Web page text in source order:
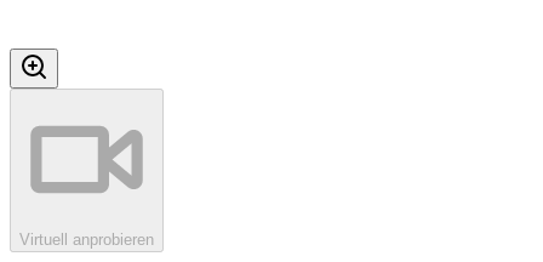
Virtuell anprobieren